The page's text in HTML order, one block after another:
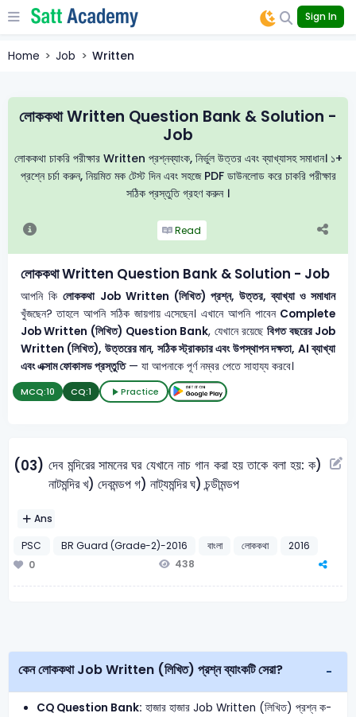
Sign In
Home Job Written
লোককথা Written Question Bank & Solution -
Job
লোককথা চাকরি পরীক্ষার Written প্রশ্নব্যাংক, নির্ভুল উত্তর এবং ব্যাখ্যাসহ সমাধান। ১+
প্রশ্নে চর্চা করুন, নিয়মিত মক টেস্ট দিন এবং সহজে PDF ডাউনলোড করে চাকরি পরীক্ষার
সঠিক প্রস্তুতি গ্রহণ করুন ।
Read
লোককথা Written Question Bank & Solution - Job
আপনি কি লোককথা Job Written (লিখিত) প্রশ্ন, উত্তর, ব্যাখ্যা ও সমাধান
খুঁজছেন? তাহলে আপনি সঠিক জায়গায় এসেছেন। এখানে আপনি পাবেন Complete
Job Written (লিখিত) Question Bank, যেখানে রয়েছেবিগত বছরের Job
Written (লিখিত), উত্তরের মান, সঠিক স্ট্রাকচার এবং উপস্থাপন দক্ষতা, AI ব্যাখ্যা
এবং এক্সাম ফোকাসড প্রস্তুতি— যা আপনাকে পূর্ণ নম্বর পেতে সাহায্য করবে।
MCQ:10 CQ:1 Practice
(03) দেব মন্দিরের সামনের ঘর যেখানে নাচ গান করা হয় তাকে বলা হয়: ক)
নাটমন্দির খ) দেবমন্ডপ গ) নাট্যমন্দির ঘ) চন্ডীমন্ডপ
Ans
PSC
BR Guard (Grade-2)-2016 বাংলা লোককথা
2016
0
438
কেন লোককথা Job Written (লিখিত) প্রশ্ন ব্যাংকটি সেরা?
CQ Question Bank: হাজার হাজার Job Written (লিখিত) প্রশ্ন ক-